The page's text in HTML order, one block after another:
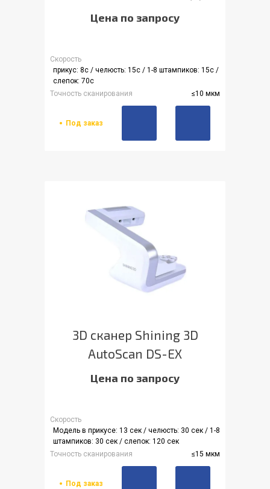
Цена по запросу
Скорость
прикус: 8с / челюсть: 15с / 1-8 штампиков: 15с /
слепок: 70с
Точность сканирования
≤10 мкм
Под заказ
3D сканер Shining 3D
AutoScan DS-EX
Цена по запросу
Скорость
Модель в прикусе: 13 сек / челюсть: 30 сек / 1-8
штампиков: 30 сек / слепок: 120 сек
Точность сканирования
≤15 мкм
Под заказ